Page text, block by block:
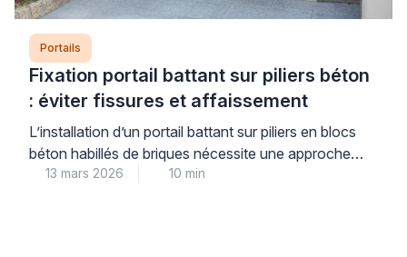
Portails
Fixation portail battant sur piliers béton
: éviter fissures et affaissement
L’installation d’un portail battant sur piliers en blocs
béton habillés de briques nécessite une approche
technique rigoureuse. Les contraintes mécaniques
13 mars 2026 10 min